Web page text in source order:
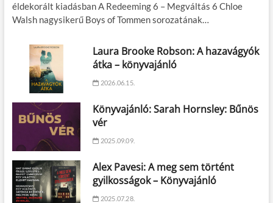
éldekorált kiadásban A Redeeming 6 – Megváltás 6 Chloe
Walsh nagysikerű Boys of Tommen sorozatának…
Laura Brooke Robson: A hazavágyók
átka – könyvajánló
2026.06.15.
Könyvajánló: Sarah Hornsley: Bűnös
vér
2025.09.09.
Alex Pavesi: A meg sem történt
gyilkosságok – Könyvajánló
2025.07.28.